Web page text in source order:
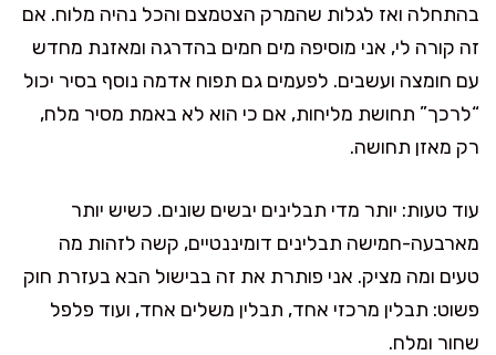
בהתחלה ואז לגלות שהמרק הצטמצם והכל נהיה מלוח. אם
זה קורה לי, אני מוסיפה מים חמים בהדרגה ומאזנת מחדש
עם חומצה ועשבים. לפעמים גם תפוח אדמה נוסף בסיר יכול
“לרכך” תחושת מליחות, אם כי הוא לא באמת מסיר מלח,
רק מאזן תחושה.
עוד טעות: יותר מדי תבלינים יבשים שונים. כשיש יותר
מארבעה-חמישה תבלינים דומיננטיים, קשה לזהות מה
טעים ומה מציק. אני פותרת את זה בבישול הבא בעזרת חוק
פשוט: תבלין מרכזי אחד, תבלין משלים אחד, ועוד פלפל
שחור ומלח.